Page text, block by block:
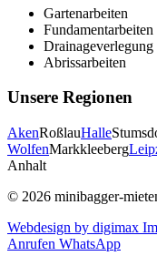
Gartenarbeiten
Fundamentarbeiten
Drainageverlegung
Abrissarbeiten
Unsere Regionen
AkenRoßlauHalle
WolfenMarkkleeberg
Anhalt
© 2026 minibagger-
Webdesign by digimax
Anrufen WhatsApp